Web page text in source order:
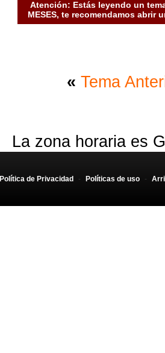
Atención: Estás leyendo un
MESES, te recomendamos abrir
« Tema
La zona horaria es
Política de Privacidad - Políticas de uso -